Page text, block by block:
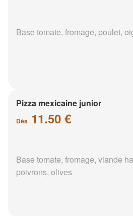
Base tomate, fromage, poulet,
Pizza mexicaine junior
Dès 11.50 €
Base tomate, fromage, viande
poivrons, olives